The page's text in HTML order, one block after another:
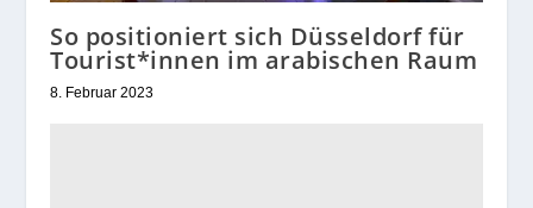
So positioniert sich Düsseldorf für
Tourist*innen im arabischen Raum
8. Februar 2023